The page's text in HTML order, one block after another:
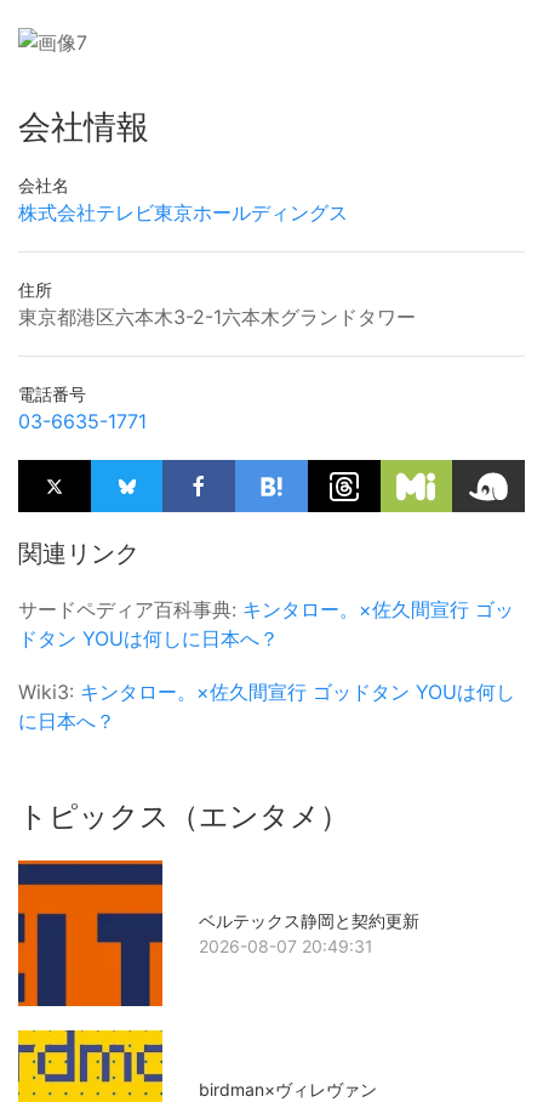
会社情報
会社名
株式会社テレビ東京ホールディングス
住所
東京都港区六本木3-2-1六本木グランドタワー
電話番号
03-6635-1771
関連リンク
サードペディア百科事典: キンタロー。×佐久間宣行 ゴッ
ドタン YOUは何しに日本へ？
Wiki3: キンタロー。×佐久間宣行 ゴッドタン YOUは何し
に日本へ？
トピックス（エンタメ）
ベルテックス静岡と契約更新
2026-08-07 20:49:31
birdman×ヴィレヴァン